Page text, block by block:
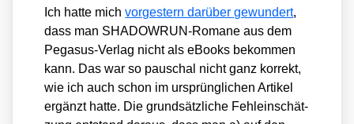
Ich hat­te michvor­ges­tern dar­über gewun­dert,
dass man SHADOWRUN-Roma­ne aus dem
Pega­sus-Ver­lag nicht als eBooks bekom­men
kann. Das war so pau­schal nicht ganz kor­rekt,
wie ich auch schon im ursprüng­li­chen Arti­kel
ergänzt hat­te. Die grund­sätz­li­che Fehl­ein­schät­